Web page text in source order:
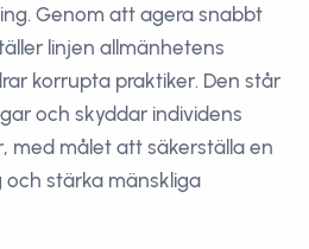
Genom att agera snabbt
linjen allmänhetens
korrupta praktiker. Den står
och skyddar individens
med målet att säkerställa en
och stärka mänskliga